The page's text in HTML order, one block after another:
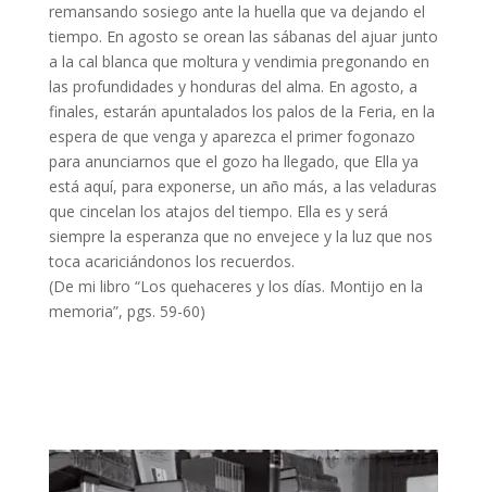
remansando sosiego ante la huella que va dejando el
tiempo. En agosto se orean las sábanas del ajuar junto
a la cal blanca que moltura y vendimia pregonando en
las profundidades y honduras del alma. En agosto, a
finales, estarán apuntalados los palos de la Feria, en la
espera de que venga y aparezca el primer fogonazo
para anunciarnos que el gozo ha llegado, que Ella ya
está aquí, para exponerse, un año más, a las veladuras
que cincelan los atajos del tiempo. Ella es y será
siempre la esperanza que no envejece y la luz que nos
toca acariciándonos los recuerdos.
(De mi libro “Los quehaceres y los días. Montijo en la
memoria”, pgs. 59-60)